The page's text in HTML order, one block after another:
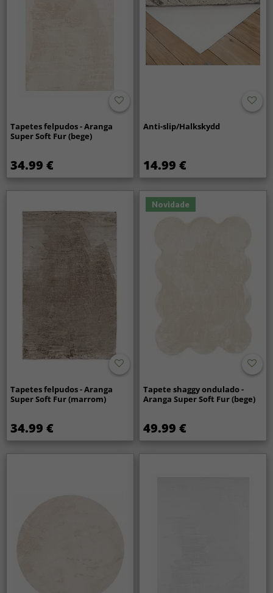
Tapetes felpudos - Aranga
Super Soft Fur (bege)
34.99 €
Anti-slip/Halkskydd
14.99 €
Tapetes felpudos - Aranga
Super Soft Fur (marrom)
34.99 €
Novidade
Tapete shaggy ondulado -
Aranga Super Soft Fur (bege)
49.99 €